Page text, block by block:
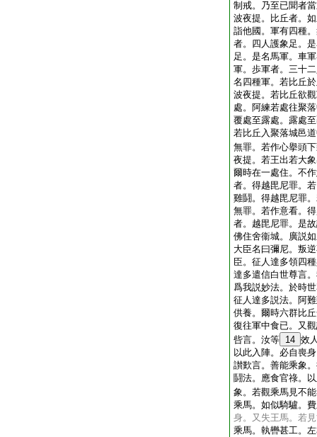
制戒。乃至已聞者
波夜提。比丘者。
詣他國。軍有四種
者。四人護象足。
足。是名馬軍。車
軍。歩軍者。三十
名四種軍。若比丘
波夜提。若比丘欲
處。阿練若處往聚
覆處至露處。露處
若比丘入聚落城邑
無罪。若作心擧頭
夜提。若王出若大
爾時在一處住。不
者。得越毘尼罪。
雞鬪。得越毘尼罪
無罪。若作意看。
者。越毘尼罪。是
佛住舍衞城。廣説
大臣名曰彌尼。叛
臣。征人達多領四
達多遣信白世尊言
爲我説妙法。於時
征人達多説法。阿
供養。爾時六群比
復往軍中食已。又
呰言。汝等 14 效
以此入陣。必自喪
讃歎言。善能乘象
鬪法。應食官祿。
象。若觀乘馬見不
乘馬。如似騎驢。
身。又失王馬。若
乘馬。執轡甚工。